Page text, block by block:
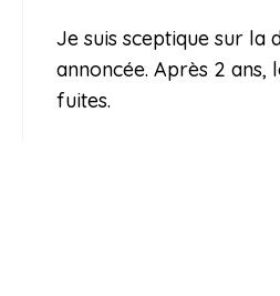
Je suis sceptique sur la
annoncée. Après 2 ans,
fuites.